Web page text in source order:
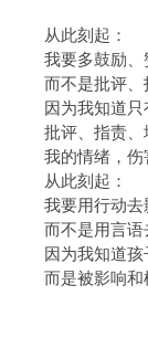
从此刻起：
我要多鼓励、
而不是批评、
因为我知道只
批评、指责、
我的情绪，伤
从此刻起：
我要用行动去
而不是用言语
因为我知道孩
而是被影响和